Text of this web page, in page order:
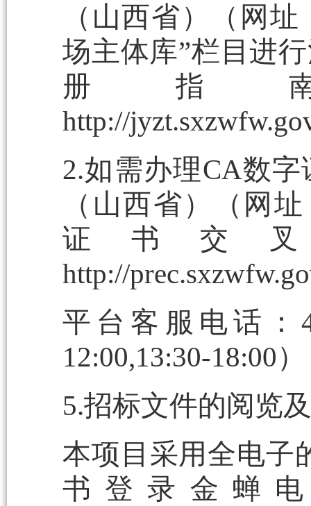
（山西省）（网址
场主体库”栏目进
册指
http://
2.如需办理CA数
（山西省）（网
证书交
http://
平台客服电话：
12:00,13:30-18:00）
5.招标文件的阅览
本项目采用全电子
书登录金蝉